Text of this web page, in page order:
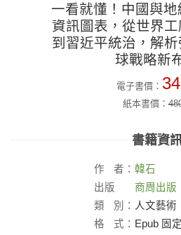
一看就懂！中國與
資訊圖表，從世界
到習近平統治，解
球戰略新
電子書價：
紙本書價：
書籍資
作 者： 韓石
出版
社：
商周出版
類
別： 人文藝術
格
式： Epub 固